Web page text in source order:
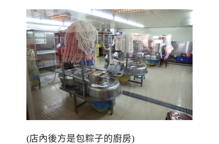
(店內後方是包粽子的廚房)